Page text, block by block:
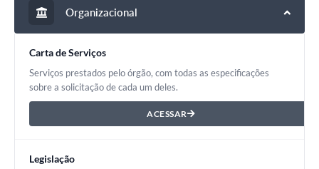
Organizacional
Carta de Serviços
Serviços prestados pelo órgão, com todas as especificações
sobre a solicitação de cada um deles.
ACESSAR
Legislação